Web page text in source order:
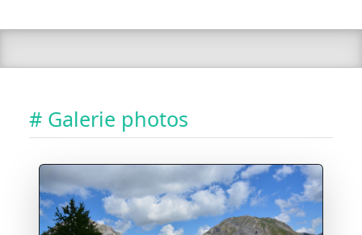
# Galerie photos